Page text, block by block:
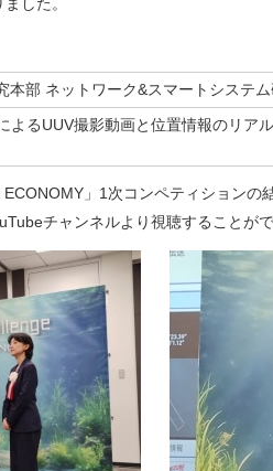
本部 ネットワーク&スマートシステ
よるUUV撮影動画と位置情報のリア
ECONOMY」1次コンペティションの
チャンネルより視聴することが